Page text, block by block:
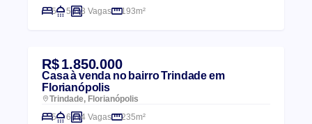
5
5 3 Vagas 193m²
R$ 1.850.000
Casa à venda no bairro Trindade em
Florianópolis
Trindade, Florianópolis
5
6 4 Vagas 235m²